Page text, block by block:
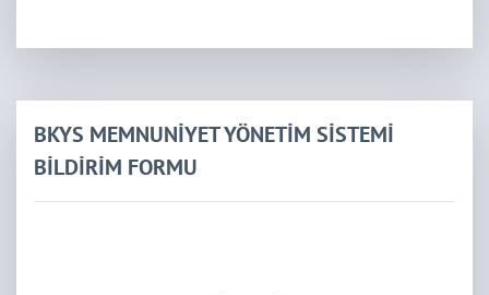
BKYS MEMNUNİYET YÖNETİM SİSTEMİ
BİLDİRİM FORMU